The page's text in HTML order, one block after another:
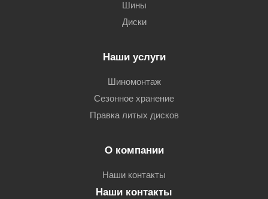
Шины
Диски
Наши услуги
Шиномонтаж
Сезонное хранение
Правка литых дисков
О компании
Наши контакты
Наши контакты